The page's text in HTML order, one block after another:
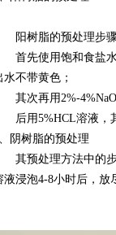
阳树脂的预处理步
先使用饱和食盐水
水不带黄色 ；
其次再用2%-
后用5%HCL溶液，
、
阴树脂的预处理
其预处理方法中的
液浸泡4-8小时后，放